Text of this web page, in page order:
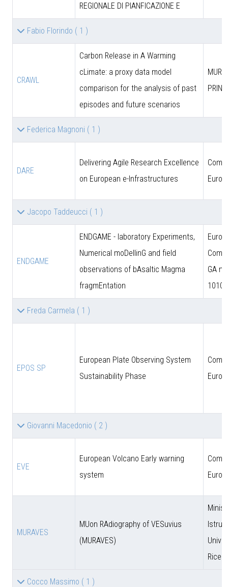
REGIONALE DI PIANFICAZIONE E
Fabio Florindo ( 1 )
CRAWL
Carbon Release in A Warming
cLimate: a proxy data model
comparison for the analysis of past
episodes and future scenarios
MUR
PRIN)
Federica Magnoni ( 1 )
DARE
Delivering Agile Research Excellence
on European e-Infrastructures
Jacopo Taddeucci ( 1 )
ENDGAME
ENDGAME - laboratory Experiments,
Numerical moDellinG and field
observations of bAsaltic Magma
fragmEntation
GA n.
Freda Carmela ( 1 )
EPOS SP
European Plate Observing System
Sustainability Phase
Giovanni Macedonio ( 2 )
EVE
European Volcano Early warning
system
MURAVES
MUon RAdiography of VESuvius
(MURAVES)
Cocco Massimo ( 1 )